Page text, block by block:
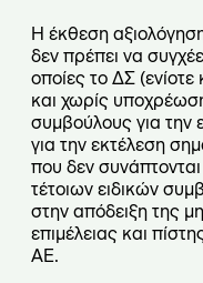
Η έκθεση
δεν πρέπει να
οποίες το ΔΣ
και χωρίς
συμβούλους για την
για την εκτέλεση
που δεν
τέτοιων ειδικών
στην απόδειξη της
επιμέλειας και
ΑΕ.